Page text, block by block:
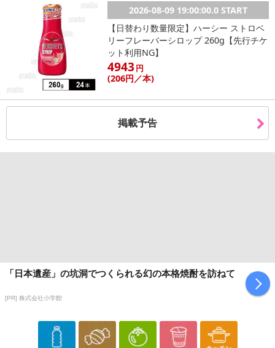
2026-08-09 19:00:00.0 START
【日替わり数量限定】ハーシー ストロベ
リーフレーバーシロップ 260g【先行チケ
ット利用NG】
4943円
(206円／本)
掲載予告
「日本遺産」の坑洞でつくられる幻の本格焼酎を訪ねて
[PR] 株式会社小学館